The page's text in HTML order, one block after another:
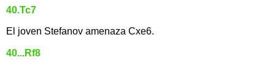
40.Tc7
El joven Stefanov amenaza Cxe6.
40...Rf8